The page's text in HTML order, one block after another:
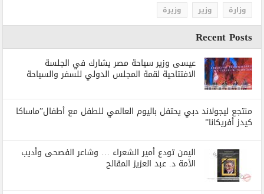
وزارة
وزير وزيرة
Recent Posts
عيسى وزير سياحة مصر يشارك في الجلسة
الافتتاحية لقمة المجلس الدولي للسفر والسياحة
منتجع ليجولاند دبي يحتفل باليوم العالمي للطفل مع أطفال”ماساكا
كيدز أفريكانا”
اليمن تودع أمير الشعراء … وشاعر الفصحى وأديب
الأمة د. عبد العزيز المقالح